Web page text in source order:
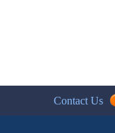
Contact Us